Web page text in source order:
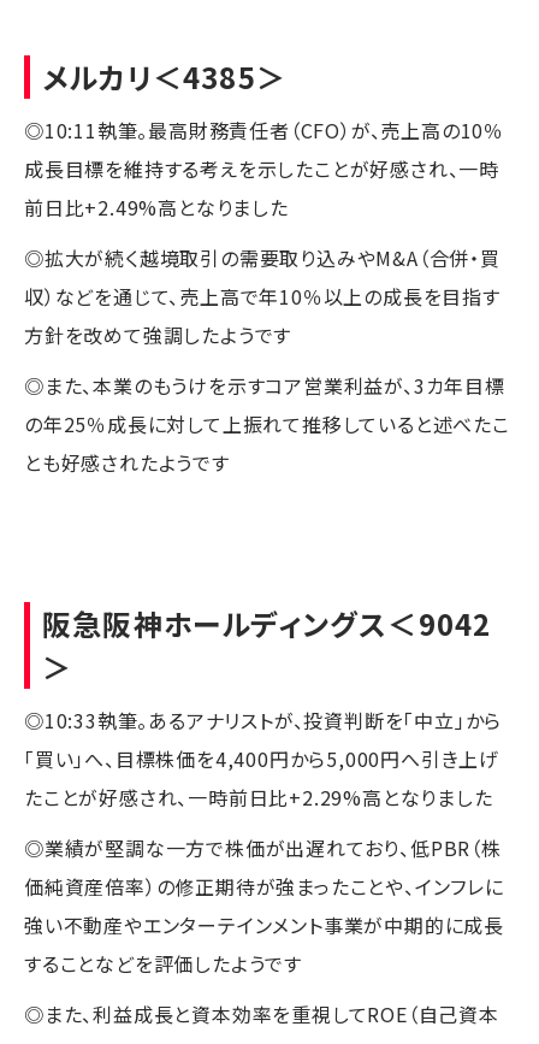
メルカリ＜4385＞
◎10:11執筆。最高財務責任者（CFO）が、売上高の10％
成長目標を維持する考えを示したことが好感され、一時
前日比+2.49%高となりました
◎拡大が続く越境取引の需要取り込みやM&A（合併・買
収）などを通じて、売上高で年10％以上の成長を目指す
方針を改めて強調したようです
◎また、本業のもうけを示すコア営業利益が、3カ年目標
の年25％成長に対して上振れて推移していると述べたこ
とも好感されたようです
阪急阪神ホールディングス＜9042
＞
◎10:33執筆。あるアナリストが、投資判断を「中立」から
「買い」へ、目標株価を4,400円から5,000円へ引き上げ
たことが好感され、一時前日比+2.29%高となりました
◎業績が堅調な一方で株価が出遅れており、低PBR（株
価純資産倍率）の修正期待が強まったことや、インフレに
強い不動産やエンターテインメント事業が中期的に成長
することなどを評価したようです
◎また、利益成長と資本効率を重視してROE（自己資本